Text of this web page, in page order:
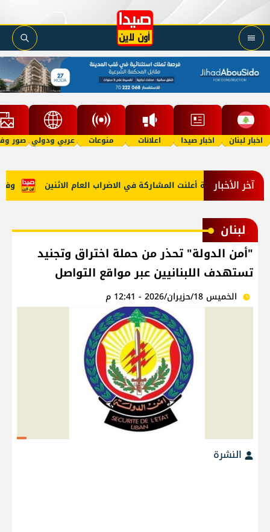
اخبار لبنان اخبار صيدا اعلانات منوعات عربي ودولي صور
آخر الأخبار وفاة العامة أعلنت المشاركة في الاضراب العام الاثنين
لبنان
"أمن الدولة" تحذر من حملة اختراق وتجنيد
تستهدف اللبنانيين عبر مواقع التواصل
الخميس 18/حزيران/2026 - 12:41 م
النشرة